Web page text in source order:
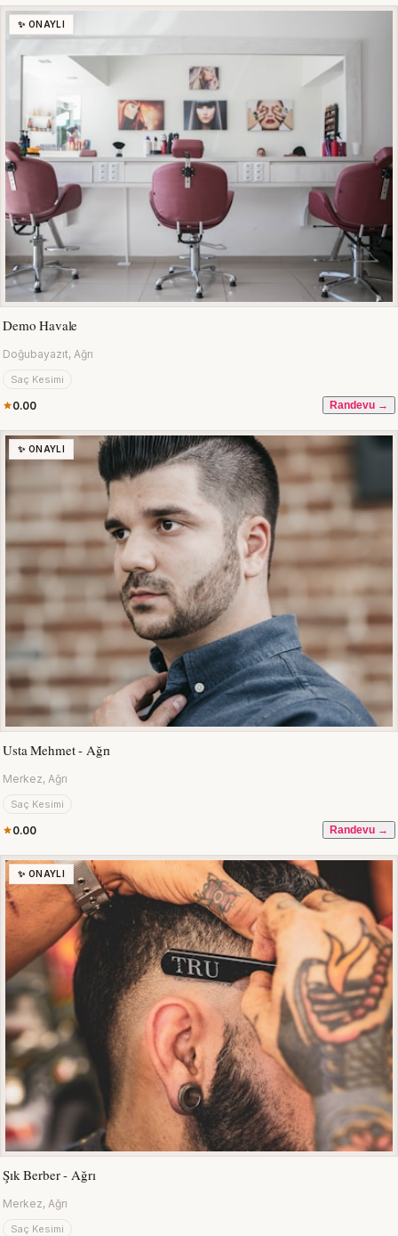
✨ ONAYLI
Demo Havale
Doğubayazıt, Ağrı
Saç Kesimi
0.00 Randevu →
✨ ONAYLI
Usta Mehmet - Ağrı
Merkez, Ağrı
Saç Kesimi
0.00 Randevu →
✨ ONAYLI
Şık Berber - Ağrı
Merkez, Ağrı
Saç Kesimi